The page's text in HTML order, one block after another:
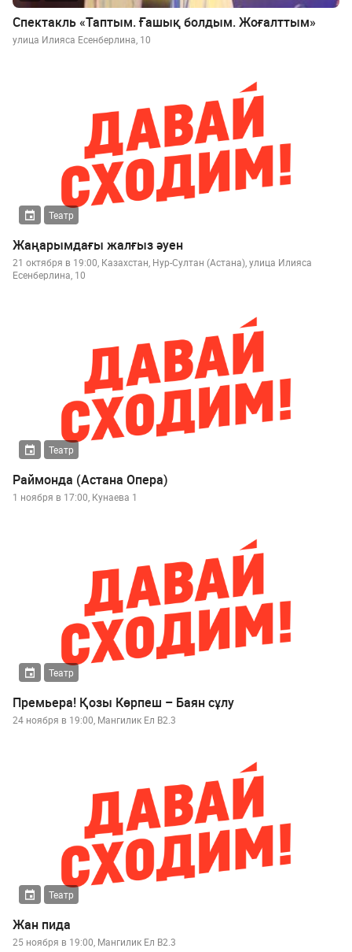
Спектакль «Таптым. Ғашық болдым. Жоғалттым»
улица Илияса Есенберлина, 10
Театр
Жаңарымдағы жалғыз әуен
21 октября в 19:00, Казахстан, Нур-Султан (Астана), улица Илияса
Есенберлина, 10
Театр
Раймонда (Астана Опера)
1 ноября в 17:00, Кунаева 1
Театр
Премьера! Қозы Көрпеш – Баян сұлу
24 ноября в 19:00, Мангилик Ел B2.3
Театр
Жан пида
25 ноября в 19:00, Мангилик Ел B2.3